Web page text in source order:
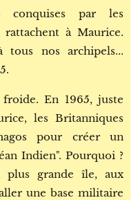
conquises par les
à Maurice.
nos archipels...
En 1965, juste
les Britanniques
pour créer un
Indien". Pourquoi ?
plus grande île, aux
une base militaire